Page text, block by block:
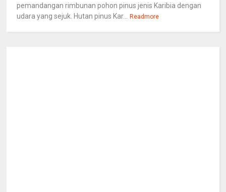
pemandangan rimbunan pohon pinus jenis Karibia dengan
udara yang sejuk. Hutan pinus Kar... Readmore